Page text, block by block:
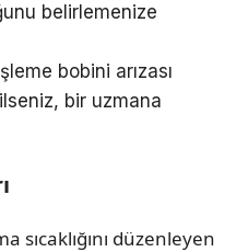
belirlemenize
bobini arızası
bir uzmana
sıcaklığını düzenleyen